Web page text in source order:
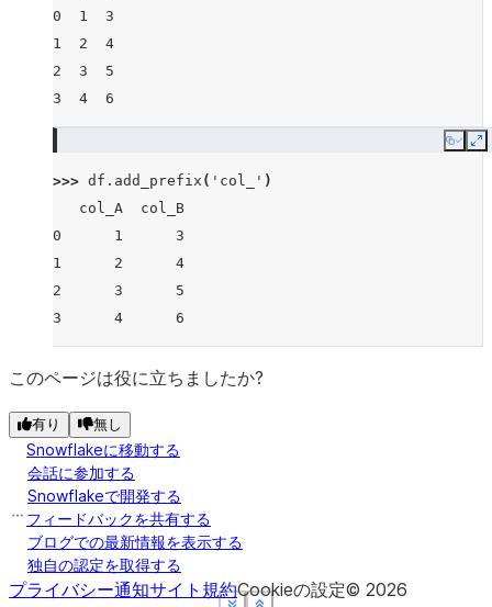
0  1  3
1  2  4
2  3  5
3  4  6
Copy
>>> df . add_prefix ( 'col_' )
   col_A  col_B
0      1      3
1      2      4
2      3      5
3      4      6
このページは役に立ちましたか?
有り 無し
Snowflakeに移動する
会話に参加する
Snowflakeで開発する
フィードバックを共有する
ブログでの最新情報を表示する
独自の認定を取得する
プライバシー通知サイト規約Cookieの設定© 2026